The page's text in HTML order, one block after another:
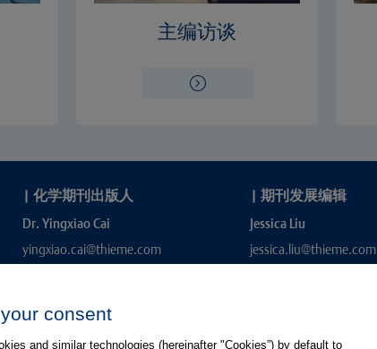
主编访谈
| 化学期刊出版人
Dr. Yingxiao Cai
yingxiao.cai@thieme.com
| 期刊发展编辑
Jessica Liu
jessica.liu@thieme.com
consent
and similar technologies (hereinafter "Cookies”) by default to